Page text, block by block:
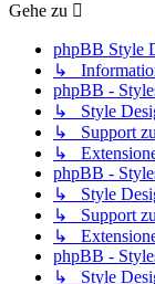
Gehe zu
phpBB Style
↳
phpBB -
↳ Style
↳ Support
↳
phpBB -
↳ Style
↳ Support
↳
phpBB -
↳ Style